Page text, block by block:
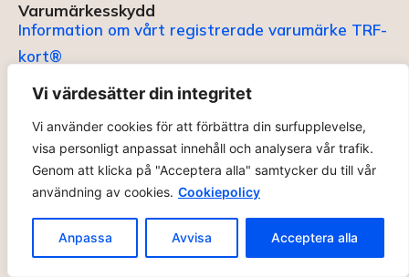
Vi värdesätter din integritet
Vi använder cookies för att förbättra din surfupplevelse,
visa personligt anpassat innehåll och analysera vår trafik.
Genom att klicka på "Acceptera alla" samtycker du till vår
användning av cookies. Cookiepolicy
Anpassa Avvisa Acceptera alla
Varumärkesskydd
Information om vårt registrerade varumärke TRF-
kort®
Kontakta oss
Om TRF-kort
Villkor
Ångerrätt
Cookiepolicy